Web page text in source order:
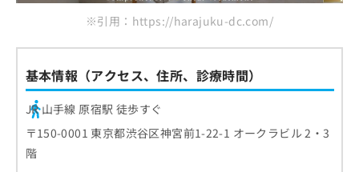
※引用：https://harajuku-dc.com/
基本情報（アクセス、住所、診療時間）
JR 山手線 原宿駅 徒歩すぐ
〒150-0001 東京都渋谷区神宮前1-22-1 オークラビル 2・3
階